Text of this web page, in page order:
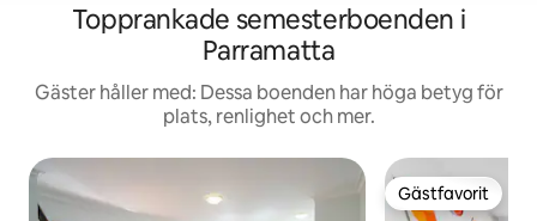
Topprankade semesterboenden i
Parramatta
Gäster håller med: Dessa boenden har höga betyg för
plats, renlighet och mer.
Gästfavorit
Gästfavorit